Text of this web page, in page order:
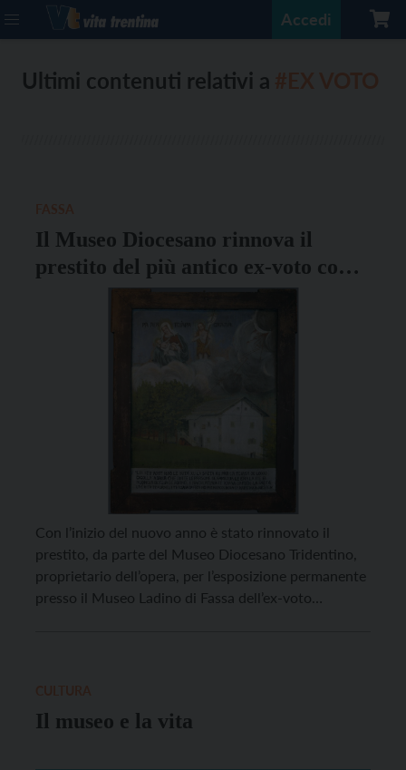
Accedi
Ultimi contenuti relativi a
Il Museo Diocesano rinnova il
prestito del più antico ex-voto con
iscrizione in ladino fassano
Con l’inizio del nuovo anno è stato rinnovato il
prestito, da parte del Museo Diocesano Tridentino,
proprietario dell’opera, per l’esposizione permanente
presso il Museo Ladino di Fassa dell’ex-voto
Il museo e la vita